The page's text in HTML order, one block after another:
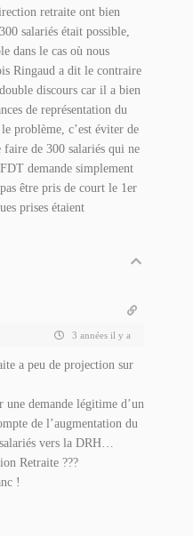
retraite ont bien
salariés était possible,
dans le cas où nous
Ringaud a dit le contraire
discours car il a bien
de représentation du
problème, c’est éviter de
de 300 salariés qui ne
demande simplement
être pris de court le 1er
prises étaient
3 années il y a
a peu de projection sur
une demande légitime d’un
de l’augmentation du
vers la DRH…
Retraite ???
!